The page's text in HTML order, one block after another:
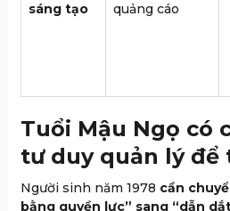
sáng tạo
quảng cáo
Tuổi Mậu Ngọ có
tư duy quản lý để
Người sinh năm 1978 cần
bằng quyền lực” sang “dẫn